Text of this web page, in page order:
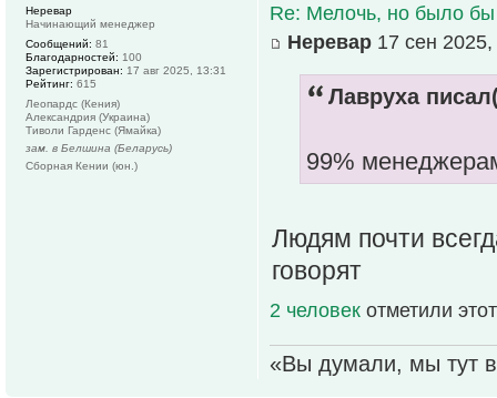
Re: Мелочь, но было бы
Неревар 17 сен
Лавруха
99%
Людям почти
говорят
2 человек отметили
«Вы думали, мы тут
Неревар
Начинающий менеджер
Сообщений: 81
Благодарностей: 100
Зарегистрирован: 17 авг 2025, 13:31
Рейтинг: 615
Леопардс (Кения)
Александрия (Украина)
Тиволи Гарденс (Ямайка)
зам. в Белшина (Беларусь)
Сборная Кении (юн.)